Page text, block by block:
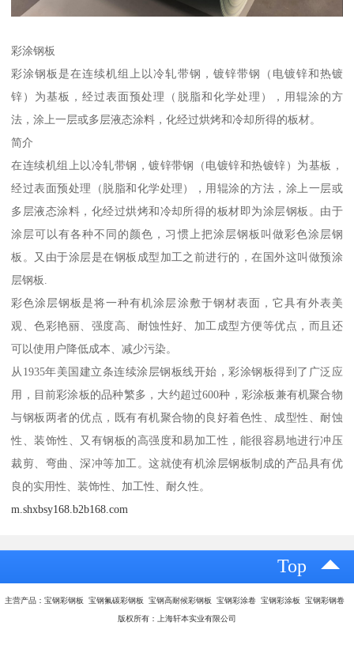
彩涂钢板
彩涂钢板是在连续机组上以冷轧带钢，镀锌带钢（电镀锌和热镀
锌）为基板，经过表面预处理（脱脂和化学处理），用辊涂的方
法，涂上一层或多层液态涂料，化经过烘烤和冷却所得的板材。
简介
在连续机组上以冷轧带钢，镀锌带钢（电镀锌和热镀锌）为基板，
经过表面预处理（脱脂和化学处理），用辊涂的方法，涂上一层或
多层液态涂料，化经过烘烤和冷却所得的板材即为涂层钢板。由于
涂层可以有各种不同的颜色，习惯上把涂层钢板叫做彩色涂层钢
板。又由于涂层是在钢板成型加工之前进行的，在国外这叫做预涂
层钢板.
彩色涂层钢板是将一种有机涂层涂敷于钢材表面，它具有外表美
观、色彩艳丽、强度高、耐蚀性好、加工成型方便等优点，而且还
可以使用户降低成本、减少污染。
从1935年美国建立条连续涂层钢板线开始，彩涂钢板得到了广泛应
用，目前彩涂板的品种繁多，大约超过600种，彩涂板兼有机聚合物
与钢板两者的优点，既有有机聚合物的良好着色性、成型性、耐蚀
性、装饰性、又有钢板的高强度和易加工性，能很容易地进行冲压
裁剪、弯曲、深冲等加工。这就使有机涂层钢板制成的产品具有优
良的实用性、装饰性、加工性、耐久性。
m.shxbsy168.b2b168.com
Top
主营产品：宝钢彩钢板 宝钢氟碳彩钢板 宝钢高耐候彩钢板 宝钢彩涂卷 宝钢彩涂板 宝钢彩钢卷
版权所有：上海轩本实业有限公司